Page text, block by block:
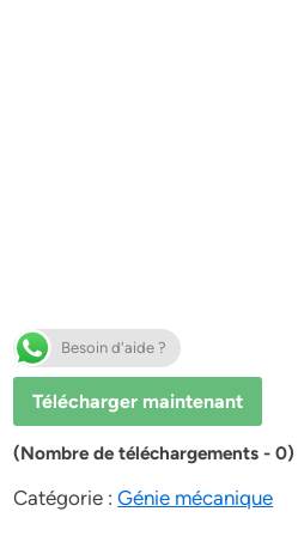
Besoin d'aide ?
Télécharger maintenant
(Nombre de téléchargements - 0)
Catégorie :Génie mécanique